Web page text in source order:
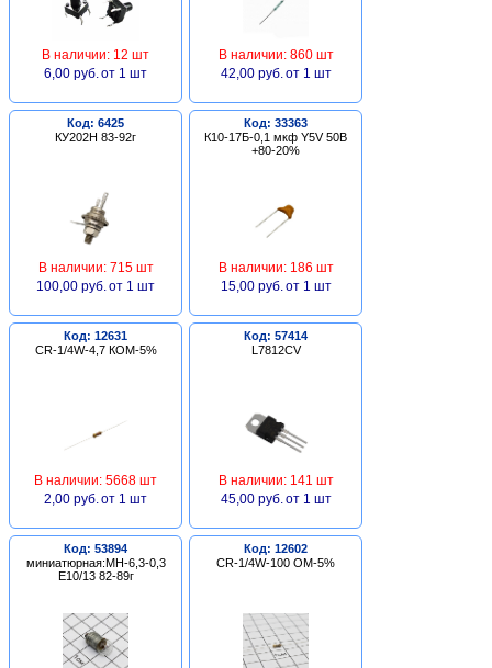
В наличии: 12 шт
6,00 руб. от 1 шт
В наличии: 860 шт
42,00 руб. от 1 шт
Код: 6425
КУ202Н 83-92г
В наличии: 715 шт
100,00 руб. от 1 шт
Код: 33363
К10-17Б-0,1 мкф Y5V 50В
+80-20%
В наличии: 186 шт
15,00 руб. от 1 шт
Код: 12631
CR-1/4W-4,7 КОМ-5%
В наличии: 5668 шт
2,00 руб. от 1 шт
Код: 57414
L7812CV
В наличии: 141 шт
45,00 руб. от 1 шт
Код: 53894
миниатюрная:МН-6,3-0,3
Е10/13 82-89г
Код: 12602
CR-1/4W-100 ОМ-5%